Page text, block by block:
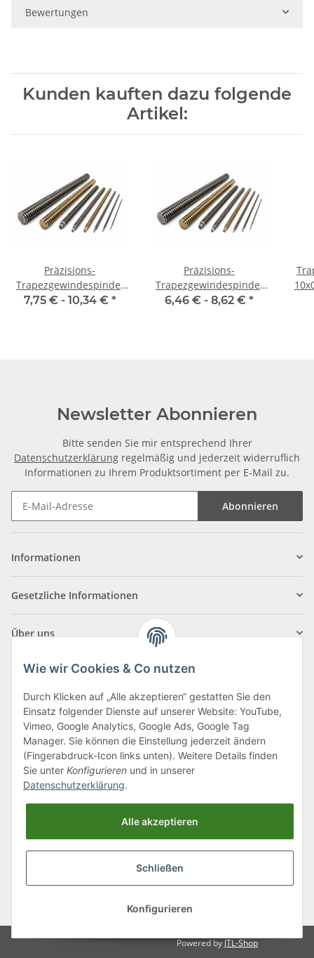
Bewertungen
Kunden kauften dazu folgende
Artikel:
Präzisions-
Trapezgewindespindel
TR10x2 links, je m ±2mm
7,75 € - 10,34 € *
Präzisions-
Trapezgewindespindel
TR10x2 rechts, je m
6,46 € - 8,62 € *
Newsletter Abonnieren
Bitte senden Sie mir entsprechend Ihrer
Datenschutzerklärung regelmäßig und jederzeit widerruflich
Informationen zu Ihrem Produktsortiment per E-Mail zu.
Abonnieren
Informationen
Gesetzliche Informationen
Über uns
Klagenfurter Straße 29
9556 Liebenfels
Montag bis Donnerstag: 8:00 bis 16:30 Uhr
Freitag: 8:00 bis 12:00 Uhr
Tel.:0043 (0) 4262 50900
office@cncshop.at
* Alle Preise inkl. gesetzlicher USt., zzgl.Versand, zzgl.
Powered by JTL-Shop
Wie wir Cookies & Co nutzen
Durch Klicken auf „Alle akzeptieren“ gestatten Sie den
Einsatz folgender Dienste auf unserer Website: YouTube,
Vimeo, Google Analytics, Google Ads, Google Tag
Manager. Sie können die Einstellung jederzeit ändern
(Fingerabdruck-Icon links unten). Weitere Details finden
Sie unter Konfigurieren und in unserer
Datenschutzerklärung.
Alle akzeptieren
Schließen
Konfigurieren